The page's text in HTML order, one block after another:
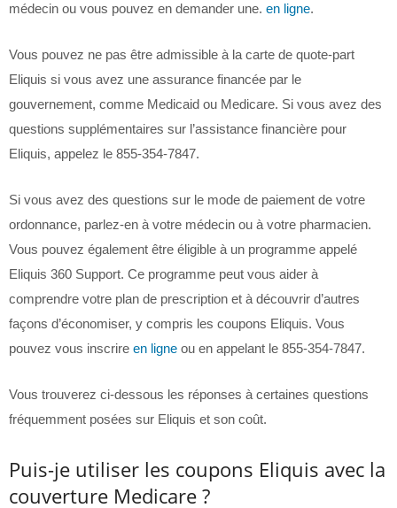
médecin ou vous pouvez en demander une. en ligne.
Vous pouvez ne pas être admissible à la carte de quote-part
Eliquis si vous avez une assurance financée par le
gouvernement, comme Medicaid ou Medicare. Si vous avez des
questions supplémentaires sur l’assistance financière pour
Eliquis, appelez le 855-354-7847.
Si vous avez des questions sur le mode de paiement de votre
ordonnance, parlez-en à votre médecin ou à votre pharmacien.
Vous pouvez également être éligible à un programme appelé
Eliquis 360 Support. Ce programme peut vous aider à
comprendre votre plan de prescription et à découvrir d’autres
façons d’économiser, y compris les coupons Eliquis. Vous
pouvez vous inscrire en ligne ou en appelant le 855-354-7847.
Vous trouverez ci-dessous les réponses à certaines questions
fréquemment posées sur Eliquis et son coût.
Puis-je utiliser les coupons Eliquis avec la
couverture Medicare ?